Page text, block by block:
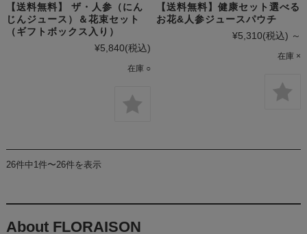
【送料無料】 ザ・人参（にん
じんジュース）＆花束セット
（ギフトボックス入り）
¥5,840(税込)
在庫 ○
【送料無料】健康セット選べる
お花&人参ジュースパウチ
¥5,310(税込) ～
在庫 ×
26件中1件〜26件を表示
About FLORAISON